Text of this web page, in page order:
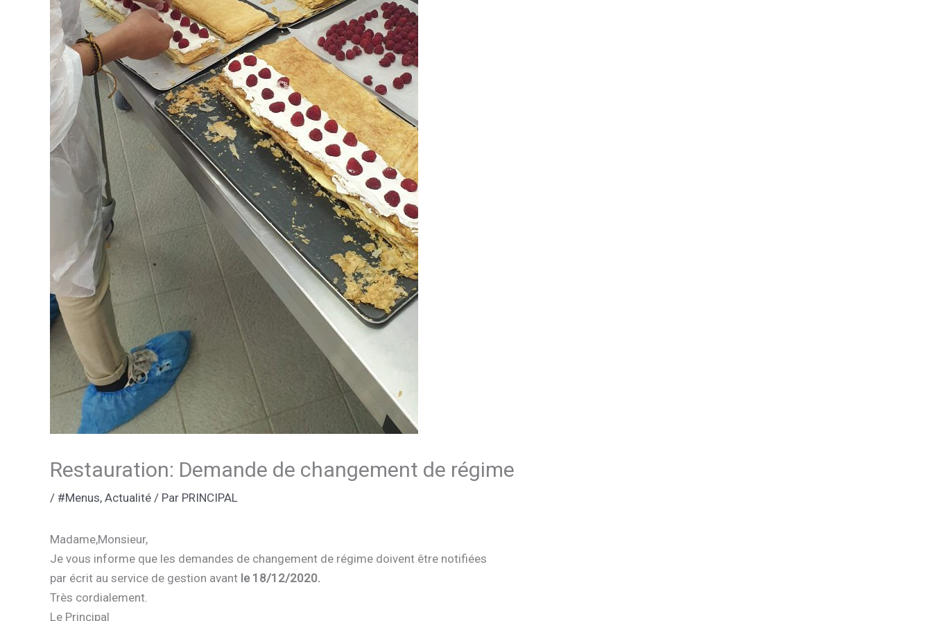
Restauration: Demande de changement de régime
/ #Menus, Actualité / Par PRINCIPAL
Madame,Monsieur,
Je vous informe que les demandes de changement de régime doivent être notifiées
par écrit au service de gestion avant le 18/12/2020.
Très cordialement.
Le Principal